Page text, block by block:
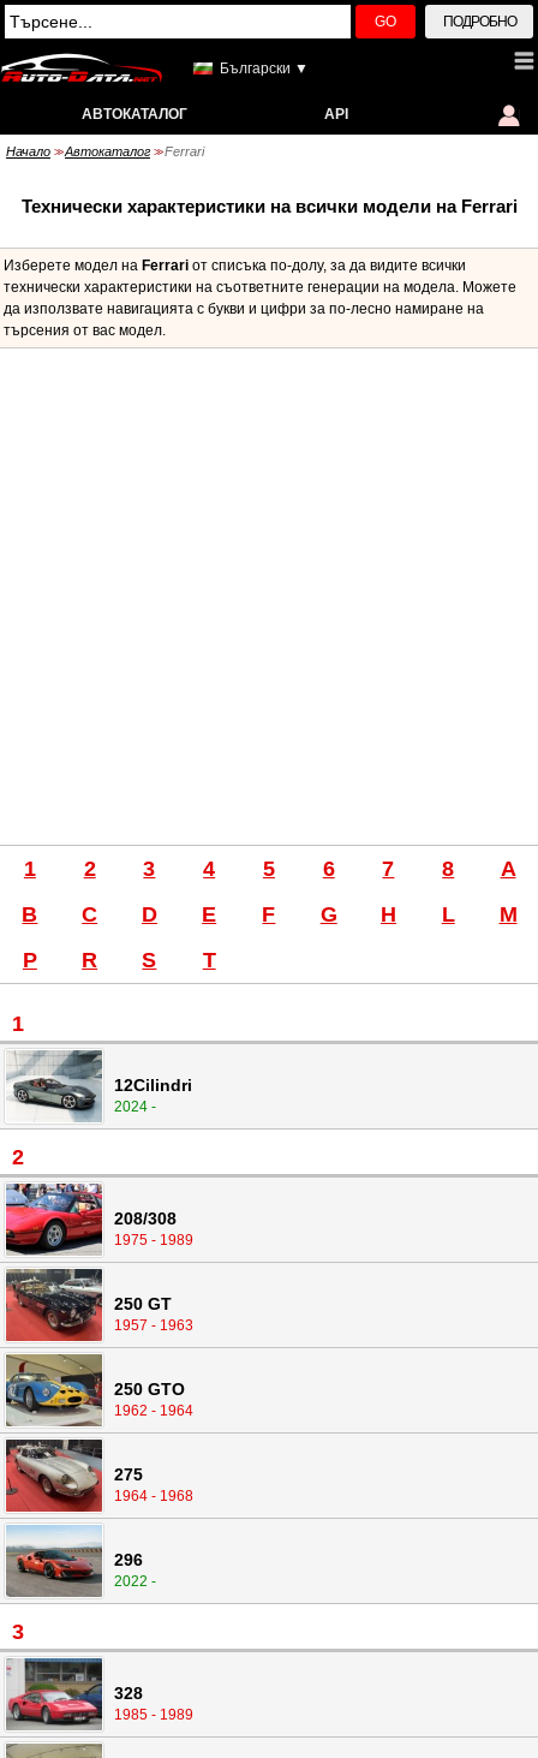
GO ПОДРОБНО
Български ▼
АВТОКАТАЛОГ API
Начало >> Автокаталог >> Ferrari
Технически характеристики на всички модели на Ferrari
Изберете модел на Ferrari от списъка по-долу, за да видите всички
технически характеристики на съответните генерации на модела. Можете
да използвате навигацията с букви и цифри за по-лесно намиране на
търсения от вас модел.
1 2 3 4 5 6 7 8
A
B
C D E F G H L
M
P
R S T
1
12Cilindri
2024 -
2
208/308
1975 - 1989
250 GT
1957 - 1963
250 GTO
1962 - 1964
275
1964 - 1968
296
2022 -
3
328
1985 - 1989